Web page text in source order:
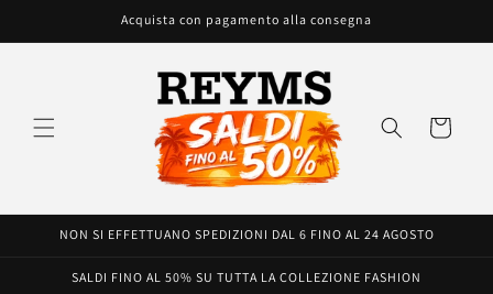
ai contenuti
Acquista con pagamento alla consegna
Carrello
NON SI EFFETTUANO SPEDIZIONI DAL 6 FINO AL 24 AGOSTO
SALDI FINO AL 50% SU TUTTA LA COLLEZIONE FASHION